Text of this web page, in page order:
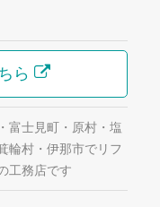
ら
富士見町・原村・塩
輪村・伊那市でリフ
工務店です